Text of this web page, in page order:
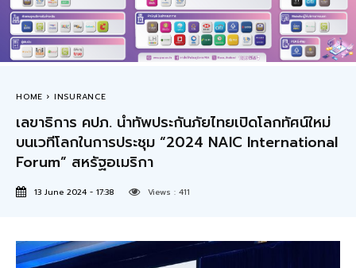
HOME INSURANCE
เลขาธิการ คปภ. นำทัพประกันภัยไทยเปิดโลกทัศน์ใหม่
บนเวทีโลกในการประชุม “2024 NAIC International
Forum” สหรัฐอเมริกา
13 June 2024 - 17:38 Views : 411